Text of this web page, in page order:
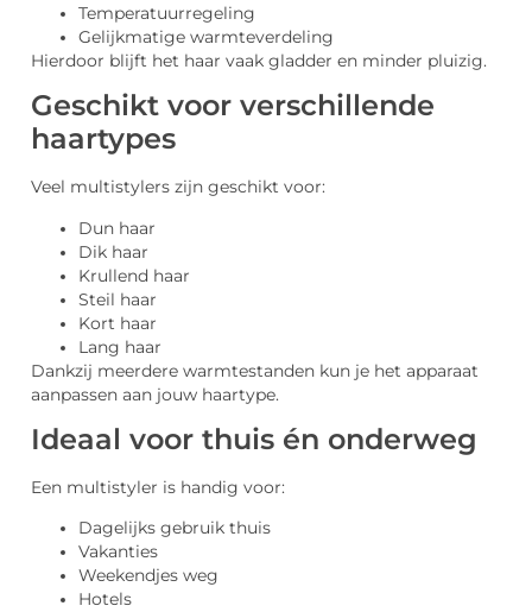
Temperatuurregeling
Gelijkmatige warmteverdeling
Hierdoor blijft het haar vaak gladder en minder pluizig.
Geschikt voor verschillende
haartypes
Veel multistylers zijn geschikt voor:
Dun haar
Dik haar
Krullend haar
Steil haar
Kort haar
Lang haar
Dankzij meerdere warmtestanden kun je het apparaat
aanpassen aan jouw haartype.
Ideaal voor thuis én onderweg
Een multistyler is handig voor:
Dagelijks gebruik thuis
Vakanties
Weekendjes weg
Hotels